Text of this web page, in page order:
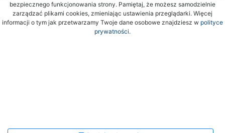
bezpiecznego funkcjonowania strony. Pamiętaj, że możesz samodzielnie
zarządzać plikami cookies, zmieniając ustawienia przeglądarki. Więcej
informacji o tym jak przetwarzamy Twoje dane osobowe znajdziesz w polityce
prywatności.